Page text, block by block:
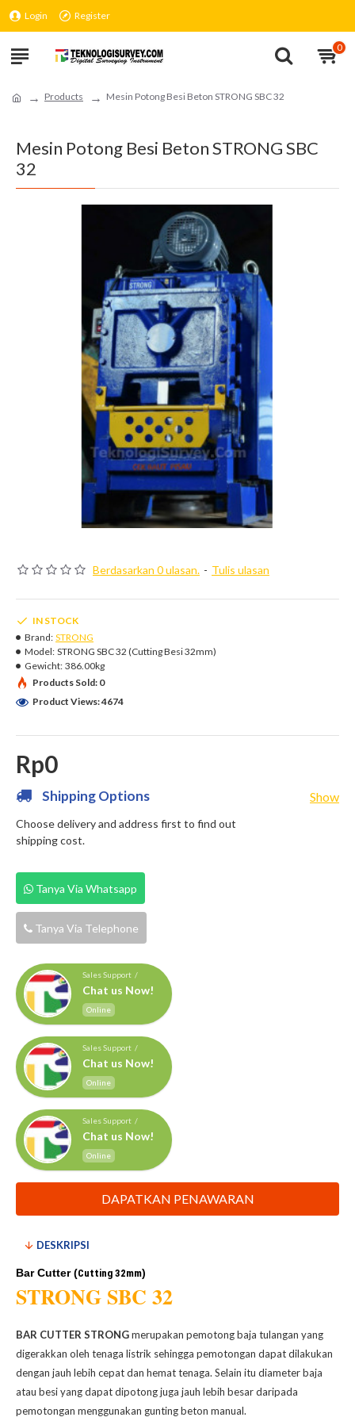
Login Register
0
Products Mesin Potong Besi Beton STRONG SBC 32
Mesin Potong Besi Beton STRONG SBC
32
Berdasarkan 0 ulasan. - Tulis ulasan
Rp0
IN STOCK
Brand: STRONG
Model: STRONG SBC 32 (Cutting Besi 32mm)
Gewicht: 386.00kg
Products Sold: 0
Product Views: 4674
Shipping Options
Choose delivery and address first to find out
shipping cost.
Show
Tanya Via Whatsapp
Tanya Via Telephone
Sales Support /
Chat us Now!
Online
Sales Support /
Chat us Now!
Online
Sales Support /
Chat us Now!
Online
DAPATKAN PENAWARAN
DESKRIPSI
Bar Cutter (Cutting 32mm)
STRONG SBC 32
BAR CUTTER STRONGmerupakan pemotong baja tulangan yang
digerakkan oleh tenaga listrik sehingga pemotongan dapat dilakukan
dengan jauh lebih cepat dan hemat tenaga. Selain itu diameter baja
atau besi yang dapat dipotong juga jauh lebih besar daripada
pemotongan menggunakan gunting beton manual.